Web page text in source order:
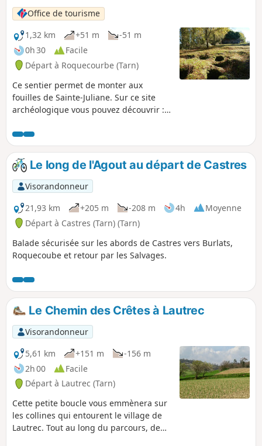
Office de tourisme
1,32 km
+51 m
-51 m
0h 30
Facile
Départ à Roquecourbe (Tarn)
Ce sentier permet de monter aux
fouilles de Sainte-Juliane. Sur ce site
archéologique vous pouvez découvrir :
sarcophages de différentes tailles ; un
peu plus en contrebas, des cuves
creusées à même le sol ; à la limite de la
partie boisée, les anciens gradins celtes
; derrière l’église, dans la partie boisée,
les vestiges d’une forge.
Le long de l'Agout au départ de Castres
Visorandonneur
21,93 km
+205 m -208 m 4h
Moyenne
Départ à Castres (Tarn) (Tarn)
Balade sécurisée sur les abords de Castres vers Burlats,
Roquecoube et retour par les Salvages.
Le Chemin des Crêtes à Lautrec
Visorandonneur
5,61 km
+151 m
-156 m
2h 00
Facile
Départ à Lautrec (Tarn)
Cette petite boucle vous emmènera sur
les collines qui entourent le village de
Lautrec. Tout au long du parcours, de